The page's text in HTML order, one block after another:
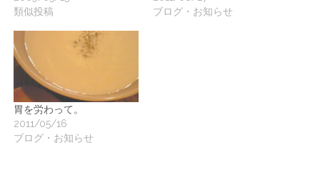
類似投稿
ブログ・お知らせ
胃を労わって。
2011/05/16
ブログ・お知らせ